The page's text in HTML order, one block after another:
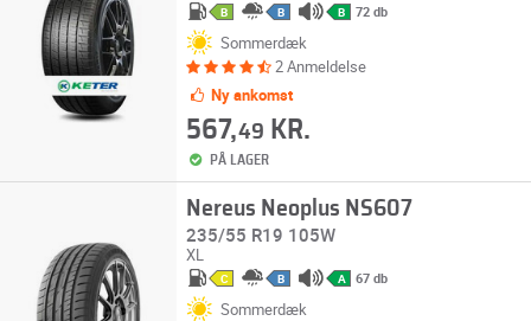
B B B 72 db
Sommerdæk
2 Anmeldelse
Ny ankomst
567,49 KR.
PÅ LAGER
Nereus Neoplus NS607
235/55 R19 105W
XL
C B A 67 db
Sommerdæk